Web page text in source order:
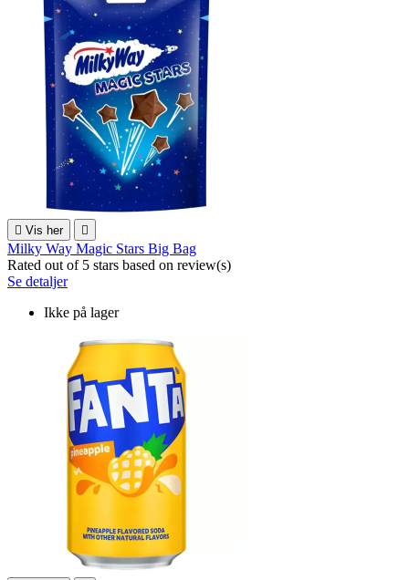
 Vis her 
Milky Way Magic Stars Big Bag
Rated out of 5 stars based on review(s)
Se detaljer
Ikke på lager